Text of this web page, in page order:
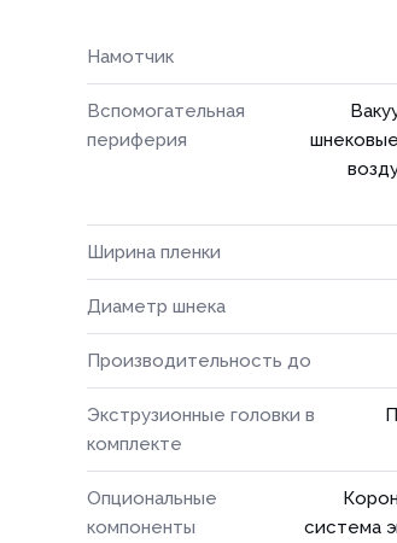
Намотчик
Вспомогательная
периферия
Ширина пленки
Диаметр шнека
Производительность до
Экструзионные головки в
комплекте
Опциональные
компоненты
система